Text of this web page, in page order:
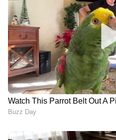
ബിഹാറിലെ ഭൂമി
തട്ടിപ്പുകേസ്: കസ്റ്റംസ്
ഉദ്യോഗസ്ഥന്റെ വീട്ടിൽ
സിബിഐ റെയ്‌ഡ്‌
വസ്ത്രം തിരികെ വാങ്ങാന്‍